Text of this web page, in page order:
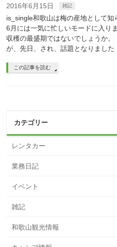
2016年6月15日 雑記
is_single和歌山は梅の産地として
6月には一気に忙しいモードに入り
収穫の最盛期ではないでしょうか
が、先日、され、話題となりました
この記事を読む
カテゴリー
レンタカー
業務日記
イベント
雑記
和歌山観光情報